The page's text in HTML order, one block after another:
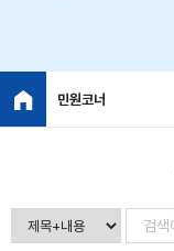
민원코너